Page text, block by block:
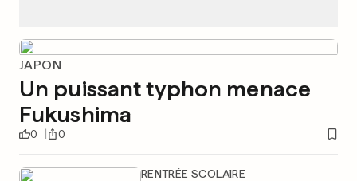
JAPON
Un puissant typhon menace
Fukushima
0 0
RENTRÉE SCOLAIRE